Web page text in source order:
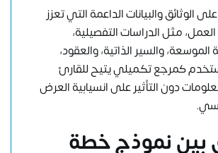
الوثائق والبيانات الداعمة التي تعزز
مثل الدراسات التفصيلية،
الموسعة، والسير الذاتية، والعقود،
كمرجع تكميلي يتيح للقارئ
دون التأثير على انسيابية العرض
بين نموذج خطة